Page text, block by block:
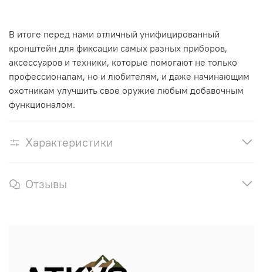
В итоге перед нами отличный унифицированный
кронштейн для фиксации самых разных приборов,
аксессуаров и техники, которые помогают не только
профессионалам, но и любителям, и даже начинающим
охотникам улучшить свое оружие любым добавочным
функционалом.
Характеристики
Отзывы